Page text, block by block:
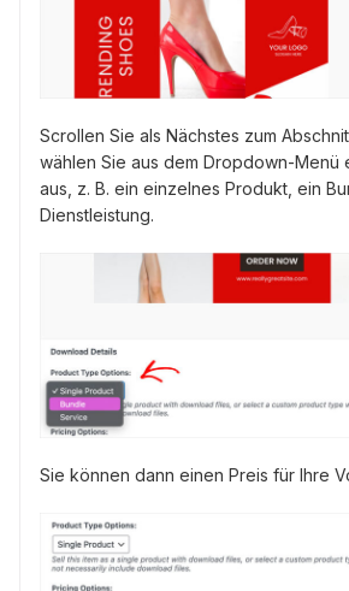
Scrollen Sie als Nächstes zum
wählen Sie aus dem Dropdown-Menü
aus, z. B. ein einzelnes Produkt, ein
Dienstleistung.
Sie können dann einen Preis für Ihre